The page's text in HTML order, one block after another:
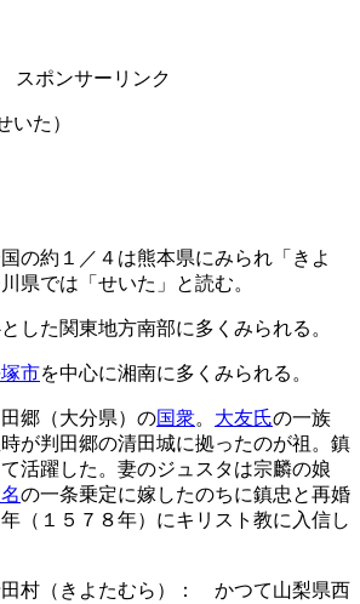
スポンサーリンク
た）
の約１／４は熊本県にみられ「きよ
県では「せいた」と読む。
した関東地方南部に多くみられる。
市を中心に湘南に多くみられる。
郷（大分県）の国衆。 大友氏の一族
が判田郷の清田城に拠ったのが祖。鎮
活躍した。妻のジュスタは宗麟の娘
の一条乗定に嫁したのちに鎮忠と再婚
年（１５７８年）にキリスト教に入信し
村（きよたむら）： かつて山梨県西